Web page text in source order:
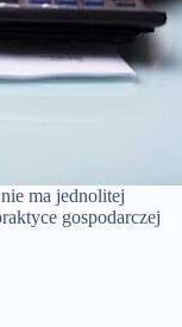
ma jednolitej
gospodarczej